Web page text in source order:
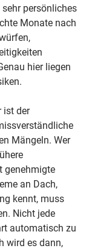
persönliches
Monate nach
hier liegen
ist der
Mängeln. Wer
genehmigte
an Dach,
kennt, muss
Nicht jede
automatisch zu
wird es dann,